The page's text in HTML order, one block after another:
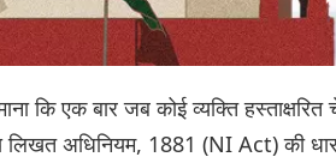
कि एक बार जब कोई व्यक्ति
लिखत अधिनियम, 1881 (NI Act) की